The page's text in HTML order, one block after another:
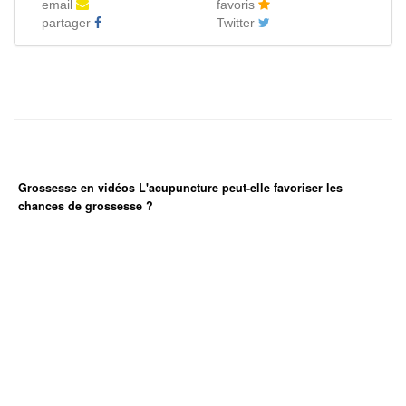
email
favoris
partager
Twitter
Grossesse en vidéos L'acupuncture peut-elle favoriser les
chances de grossesse ?